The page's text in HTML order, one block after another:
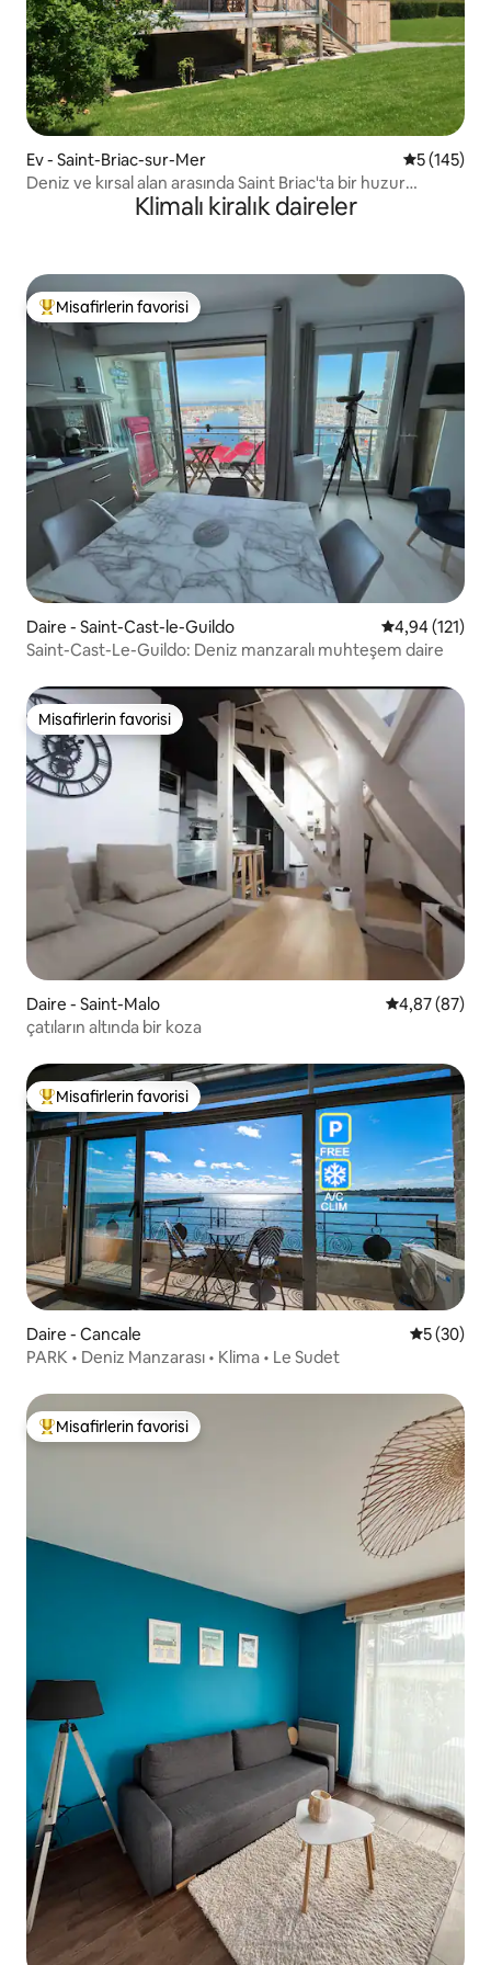
Ev - Saint-Briac-sur-Mer 55 (145)
Deniz ve kırsal alan arasında Saint Briac'ta bir huzur
Klimalı kiralık daireler
Misafirlerin favorilerinden en beğenilenler arasında
Misafirlerin favorisi
Daire - Saint-Cast-le-Guildo 5 üzerinden
4,94 (121)
Saint-Cast-Le-Guildo: Deniz manzaralı muhteşem daire
Misafirlerin favorisi
Misafirlerin favorisi
Daire - Saint-Malo 5 üzerinden
4,87 (87)
çatıların altında bir koza
Misafirlerin favorilerinden en beğenilenler arasında
Misafirlerin favorisi
Daire - Cancale 55 (30)
PARK • Deniz Manzarası • Klima • Le Sudet
Misafirlerin favorilerinden en beğenilenler arasında
Misafirlerin favorisi